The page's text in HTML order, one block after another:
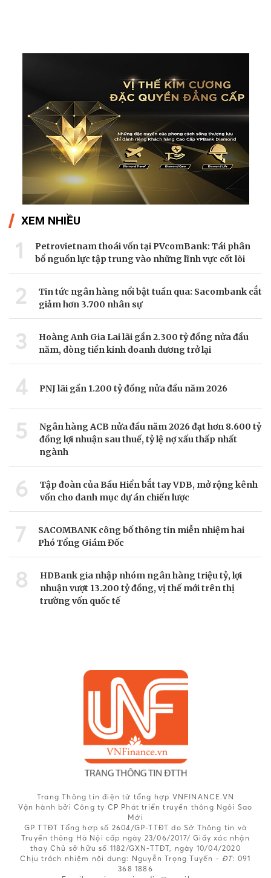
Theo
XEM NHIỀU
1
Petrovietnam thoái vốn tại PVcomBank: Tái phân
bổ nguồn lực tập trung vào những lĩnh vực cốt lõi
2
Tin tức ngân hàng nổi bật tuần qua: Sacombank cắt
giảm hơn 3.700 nhân sự
3
Hoàng Anh Gia Lai lãi gần 2.300 tỷ đồng nửa đầu
năm, dòng tiền kinh doanh dương trở lại
4 PNJ lãi gần 1.200 tỷ đồng nửa đầu năm 2026
5
Ngân hàng ACB nửa đầu năm 2026 đạt hơn 8.600 tỷ
đồng lợi nhuận sau thuế, tỷ lệ nợ xấu thấp nhất
ngành
6
Tập đoàn của Bầu Hiển bắt tay VDB, mở rộng kênh
vốn cho danh mục dự án chiến lược
7
SACOMBANK công bố thông tin miễn nhiệm hai
Phó Tổng Giám Đốc
8
HDBank gia nhập nhóm ngân hàng triệu tỷ, lợi
nhuận vượt 13.200 tỷ đồng, vị thế mới trên thị
trường vốn quốc tế
Trang Thông tin điện tử tổng hợp VNFINANCE.VN
Vận hành bởi Công ty CP Phát triển truyền thông Ngôi Sao
Mới
GP TTĐT Tổng hợp số 2604/GP-TTĐT do Sở Thông tin và
Truyền thông Hà Nội cấp ngày 23/06/2017/ Giấy xác nhận
thay Chủ sở hữu số 1182/GXN-TTĐT, ngày 10/04/2020
Chịu trách nhiệm nội dung: Nguyễn Trọng Tuyến - ĐT: 091
368 1886